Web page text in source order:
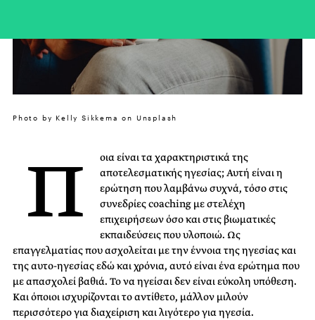
Photo by Kelly Sikkema on Unsplash
Π
οια είναι τα χαρακτηριστικά της
αποτελεσματικής ηγεσίας; Αυτή είναι η
ερώτηση που λαμβάνω συχνά, τόσο στις
συνεδρίες coaching με στελέχη
επιχειρήσεων όσο και στις βιωματικές
εκπαιδεύσεις που υλοποιώ. Ως
επαγγελματίας που ασχολείται με την έννοια της ηγεσίας και
της αυτο-ηγεσίας εδώ και χρόνια, αυτό είναι ένα ερώτημα που
με απασχολεί βαθιά. Το να ηγείσαι δεν είναι εύκολη υπόθεση.
Και όποιοι ισχυρίζονται το αντίθετο, μάλλον μιλούν
περισσότερο για διαχείριση και λιγότερο για ηγεσία.